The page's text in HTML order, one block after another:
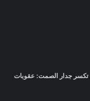
تكسر جدار الصمت: عقوبات